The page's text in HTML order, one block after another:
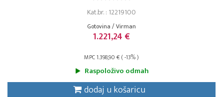
Kat.br. : 12219100
Gotovina / Virman
1.221,24 €
MPC 1.398,90 € ( -13% )
Raspoloživo odmah
dodaj u košaricu